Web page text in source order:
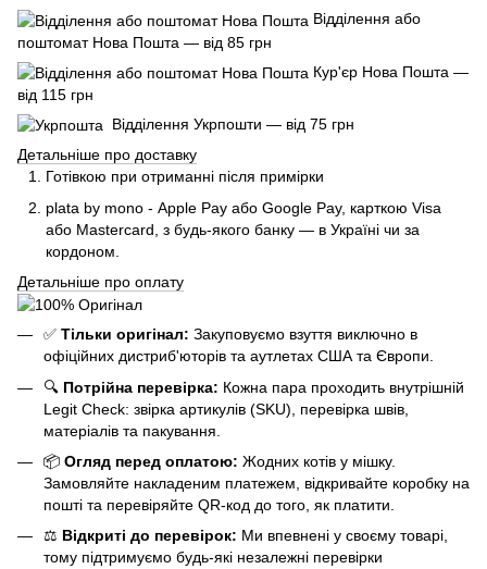
Відділення або
поштомат Нова Пошта — від 85 грн
Кур'єр Нова Пошта —
від 115 грн
Відділення Укрпошти — від 75 грн
Детальніше про доставку
Готівкою при отриманні після примірки
plata by mono - Apple Pay або Google Pay, карткою Visa
або Mastercard, з будь-якого банку — в Україні чи за
кордоном.
Детальніше про оплату
✅ Тільки оригінал: Закуповуємо взуття виключно в
офіційних дистриб'юторів та аутлетах США та Європи.
🔍 Потрійна перевірка: Кожна пара проходить внутрішній
Legit Check: звірка артикулів (SKU), перевірка швів,
матеріалів та пакування.
📦 Огляд перед оплатою: Жодних котів у мішку.
Замовляйте накладеним платежем, відкривайте коробку на
пошті та перевіряйте QR-код до того, як платити.
⚖️ Відкриті до перевірок: Ми впевнені у своєму товарі,
тому підтримуємо будь-які незалежні перевірки